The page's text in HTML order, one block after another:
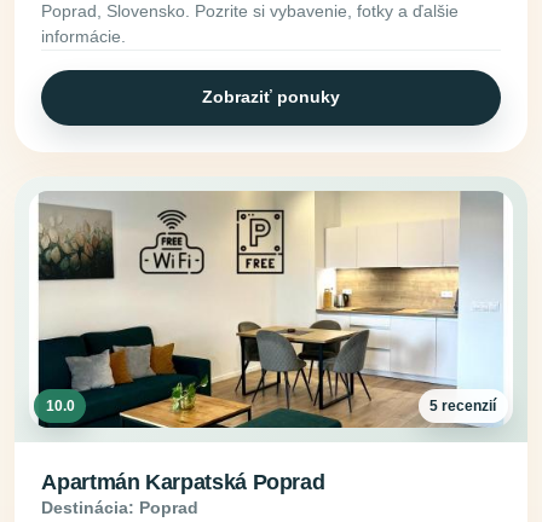
Poprad, Slovensko. Pozrite si vybavenie, fotky a ďalšie
informácie.
Zobraziť ponuky
10.0 5 recenzií
Apartmán Karpatská Poprad
Destinácia: Poprad